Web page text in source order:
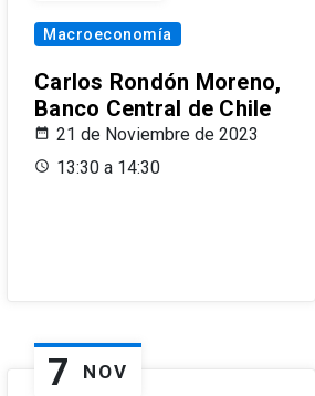
Macroeconomía
Carlos Rondón Moreno,
Banco Central de Chile
21 de Noviembre de 2023
13:30 a 14:30
7 NOV